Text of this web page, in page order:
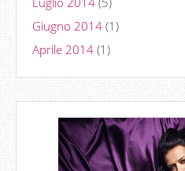
Giugno 2014 (1)
Aprile 2014 (1)